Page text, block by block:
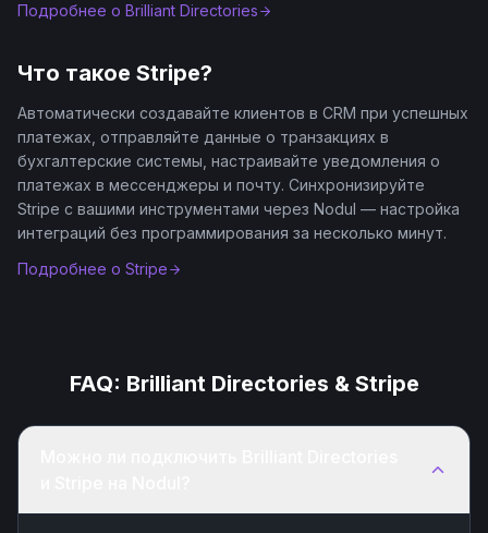
Подробнее о Brilliant Directories
Что такое Stripe?
Автоматически создавайте клиентов в CRM при успешных
платежах, отправляйте данные о транзакциях в
бухгалтерские системы, настраивайте уведомления о
платежах в мессенджеры и почту. Синхронизируйте
Stripe с вашими инструментами через Nodul — настройка
интеграций без программирования за несколько минут.
Подробнее о Stripe
FAQ: Brilliant Directories & Stripe